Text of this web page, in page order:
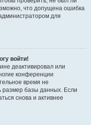
что допущена ошибка
для
войти!
деактивировал или
конференции
время не
базы данных. Если
снова и активнее